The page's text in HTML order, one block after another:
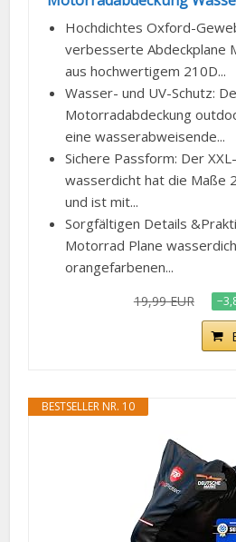
Hochdichtes Oxford-
verbesserte Abdeckplane
aus hochwertigem 210D...
Wasser- und UV-Schutz:
Motorradabdeckung
eine wasserabweisende...
Sichere Passform: Der
wasserdicht hat die Maße
und ist mit...
Sorgfältigen Details
Motorrad Plane
orangefarbenen...
19,99 EUR
BESTSELLER NR. 10